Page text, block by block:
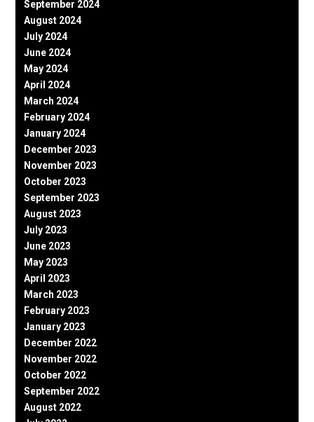
September 2024
August 2024
July 2024
June 2024
May 2024
April 2024
March 2024
February 2024
January 2024
December 2023
November 2023
October 2023
September 2023
August 2023
July 2023
June 2023
May 2023
April 2023
March 2023
February 2023
January 2023
December 2022
November 2022
October 2022
September 2022
August 2022